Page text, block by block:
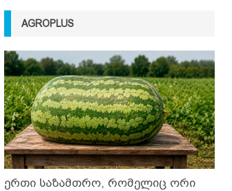
AGROPLUS
ერთი საზამთრო, რომელიც ორი